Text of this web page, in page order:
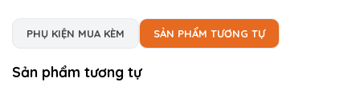
PHỤ KIỆN MUA KÈM SẢN PHẨM TƯƠNG TỰ
Sản phẩm tương tự